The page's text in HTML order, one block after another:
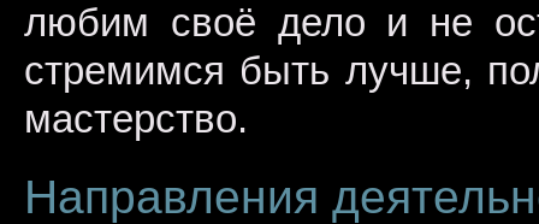
любим своё дело и не
стремимся быть лучше,
мастерство.
Направления